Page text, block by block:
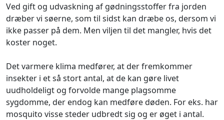
Ved gift og udvaskning af gødningsstoffer fra jorden
dræber vi søerne, som til sidst kan dræbe os, dersom vi
ikke passer på dem. Men viljen til det mangler, hvis det
koster noget.
Det varmere klima medfører, at der fremkommer
insekter i et så stort antal, at de kan gøre livet
uudholdeligt og forvolde mange plagsomme
sygdomme, der endog kan medføre døden. For eks. har
mosquito visse steder udbredt sig og er øget i antal.